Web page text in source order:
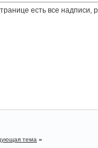
есть все
тема »